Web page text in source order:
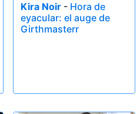
Kira Noir - Hora de
eyacular: el auge de
Girthmasterr